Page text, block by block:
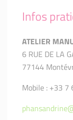
Infos
ATELIER
6 RUE DE LA
77144
Mobile : +33 7